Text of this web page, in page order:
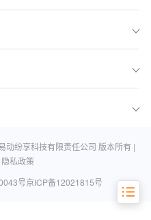
从理论到实践：安全SFA系统的部
未来展望：智能化安全防护的新趋
问题解答
动纷享科技有限责任公司 版本所有 |
隐私政策
号京ICP备12021815号